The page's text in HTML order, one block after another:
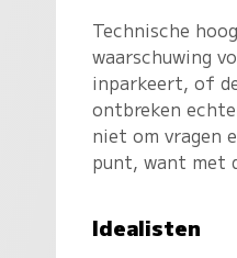
Technische
waarschuwing
inparkeert, of
ontbreken
niet om vragen
punt, want met
Idealisten